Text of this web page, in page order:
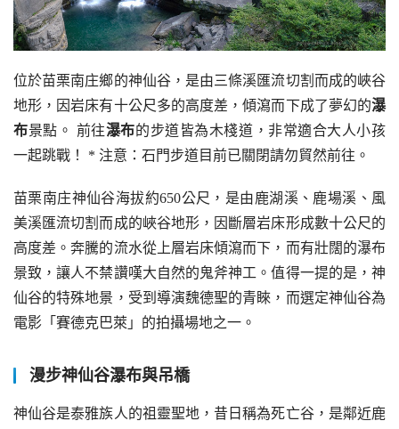
位於苗栗南庄鄉的神仙谷，是由三條溪匯流切割而成的峽谷
地形，因岩床有十公尺多的高度差，傾瀉而下成了夢幻的瀑
布景點。 前往瀑布的步道皆為木棧道，非常適合大人小孩
一起跳戰！ * 注意：石門步道目前已關閉請勿貿然前往。
苗栗南庄神仙谷海拔約650公尺，是由鹿湖溪、鹿場溪、風
美溪匯流切割而成的峽谷地形，因斷層岩床形成數十公尺的
高度差。奔騰的流水從上層岩床傾瀉而下，而有壯闊的瀑布
景致，讓人不禁讚嘆大自然的鬼斧神工。值得一提的是，神
仙谷的特殊地景，受到導演魏德聖的青睞，而選定神仙谷為
電影「賽德克巴萊」的拍攝場地之一。
漫步神仙谷瀑布與吊橋
神仙谷是泰雅族人的祖靈聖地，昔日稱為死亡谷，是鄰近鹿